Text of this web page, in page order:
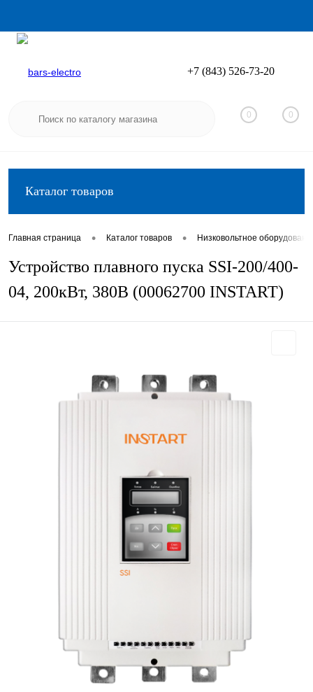
Вход
+7 (843) 526-73-20
0 0
Каталог товаров
Главная страница • Каталог товаров • Низковольтное
Устройство плавного пуска SSI-200/400-
04, 200кВт, 380В (00062700 INSTART)